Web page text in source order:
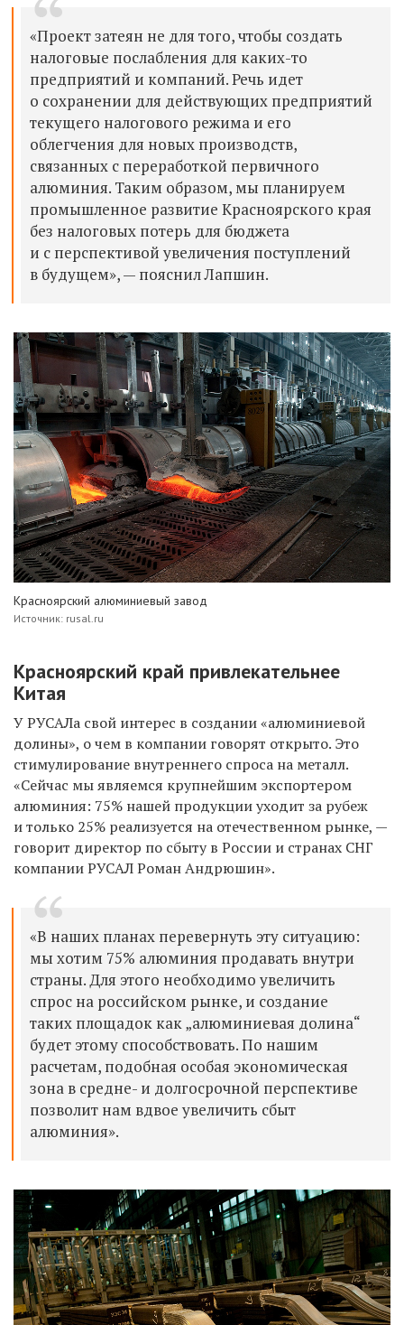
«Проект затеян не для того, чтобы создать
налоговые послабления для каких-то
предприятий и компаний. Речь идет
о сохранении для действующих предприятий
текущего налогового режима и его
облегчения для новых производств,
связанных с переработкой первичного
алюминия. Таким образом, мы планируем
промышленное развитие Красноярского края
без налоговых потерь для бюджета
и с перспективой увеличения поступлений
в будущем», — пояснил Лапшин.
Красноярский алюминиевый завод
Источник: rusal.ru
Красноярский край привлекательнее
Китая
У РУСАЛа свой интерес в создании «алюминиевой
долины», о чем в компании говорят открыто. Это
стимулирование внутреннего спроса на металл.
«Сейчас мы являемся крупнейшим экспортером
алюминия: 75% нашей продукции уходит за рубеж
и только 25% реализуется на отечественном рынке, —
говорит директор по сбыту в России и странах СНГ
компании РУСАЛ Роман Андрюшин».
«В наших планах перевернуть эту ситуацию:
мы хотим 75% алюминия продавать внутри
страны. Для этого необходимо увеличить
спрос на российском рынке, и создание
таких площадок как „алюминиевая долина“
будет этому способствовать. По нашим
расчетам, подобная особая экономическая
зона в средне- и долгосрочной перспективе
позволит нам вдвое увеличить сбыт
алюминия».